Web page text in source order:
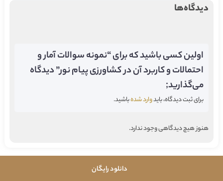
دیدگاه‌ها
اولین کسی باشید که برای “نمونه سوالات آمار و
احتمالات و کاربرد آن در کشاورزی پیام نور” دیدگاه
می‌گذارید;
برای ثبت دیدگاه، بایدوارد شدهباشید.
هنوز هیچ دیدگاهی وجود ندارد.
دانلود رایگان